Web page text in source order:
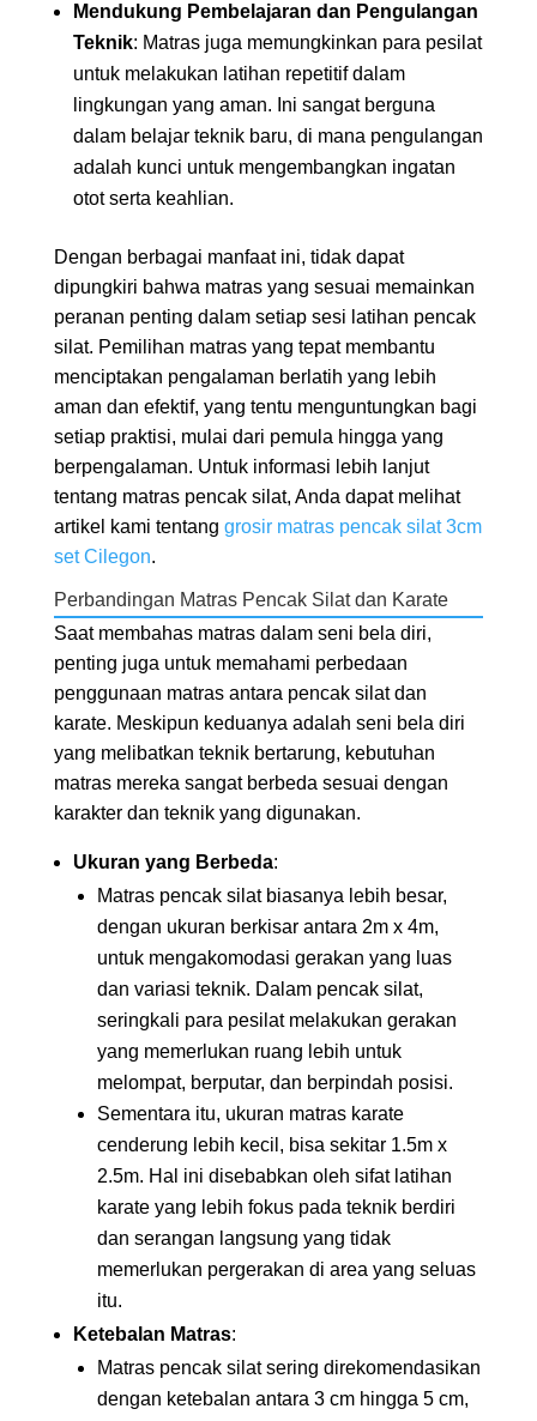
Mendukung Pembelajaran dan Pengulangan
Teknik: Matras juga memungkinkan para pesilat
untuk melakukan latihan repetitif dalam
lingkungan yang aman. Ini sangat berguna
dalam belajar teknik baru, di mana pengulangan
adalah kunci untuk mengembangkan ingatan
otot serta keahlian.
Dengan berbagai manfaat ini, tidak dapat
dipungkiri bahwa matras yang sesuai memainkan
peranan penting dalam setiap sesi latihan pencak
silat. Pemilihan matras yang tepat membantu
menciptakan pengalaman berlatih yang lebih
aman dan efektif, yang tentu menguntungkan bagi
setiap praktisi, mulai dari pemula hingga yang
berpengalaman. Untuk informasi lebih lanjut
tentang matras pencak silat, Anda dapat melihat
artikel kami tentang grosir matras pencak silat 3cm
set Cilegon.
Perbandingan Matras Pencak Silat dan Karate
Saat membahas matras dalam seni bela diri,
penting juga untuk memahami perbedaan
penggunaan matras antara pencak silat dan
karate. Meskipun keduanya adalah seni bela diri
yang melibatkan teknik bertarung, kebutuhan
matras mereka sangat berbeda sesuai dengan
karakter dan teknik yang digunakan.
Ukuran yang Berbeda:
Matras pencak silat biasanya lebih besar,
dengan ukuran berkisar antara 2m x 4m,
untuk mengakomodasi gerakan yang luas
dan variasi teknik. Dalam pencak silat,
seringkali para pesilat melakukan gerakan
yang memerlukan ruang lebih untuk
melompat, berputar, dan berpindah posisi.
Sementara itu, ukuran matras karate
cenderung lebih kecil, bisa sekitar 1.5m x
2.5m. Hal ini disebabkan oleh sifat latihan
karate yang lebih fokus pada teknik berdiri
dan serangan langsung yang tidak
memerlukan pergerakan di area yang seluas
itu.
Ketebalan Matras:
Matras pencak silat sering direkomendasikan
dengan ketebalan antara 3 cm hingga 5 cm,